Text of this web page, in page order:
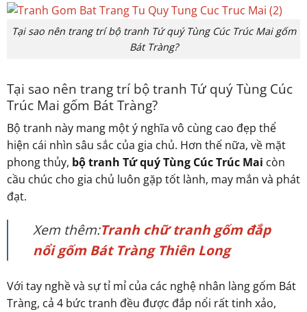
Tại sao nên trang trí bộ tranh Tứ quý Tùng Cúc Trúc Mai gốm
Bát Tràng?
Tại sao nên trang trí bộ tranh Tứ quý Tùng Cúc
Trúc Mai gốm Bát Tràng?
Bộ tranh này mang một ý nghĩa vô cùng cao đẹp thể
hiện cái nhìn sâu sắc của gia chủ. Hơn thế nữa, về mặt
phong thủy, bộ tranh Tứ quý Tùng Cúc Trúc Mai còn
cầu chúc cho gia chủ luôn gặp tốt lành, may mắn và phát
đạt.
Xem thêm:Tranh chữ tranh gốm đắp
nổi gốm Bát Tràng Thiên Long
Với tay nghề và sự tỉ mỉ của các nghệ nhân làng gốm Bát
Tràng, cả 4 bức tranh đều được đắp nổi rất tinh xảo,